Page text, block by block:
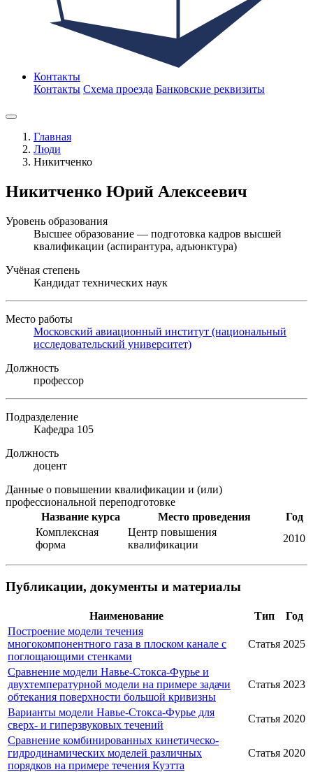
Контакты
Контакты Схема проезда Банковские реквизиты
Главная
Люди
Никитченко
Никитченко Юрий Алексеевич
Уровень образования
Высшее образование — подготовка кадров высшей
квалификации (аспирантура, адъюнктура)
Учёная степень
Кандидат технических наук
Место работы
Московский авиационный институт (национальный
исследовательский университет)
Должность
профессор
Подразделение
Кафедра 105
Должность
доцент
Данные о повышении квалификации и (или)
профессиональной переподготовке
Название курса
Место проведения
Год
Комплексная
форма
Центр повышения
квалификации
2010
Публикации, документы и материалы
Наименование Тип
Год
Построение модели течения
многокомпонентного газа в плоском канале с
поглощающими стенками
Статья 2025
Сравнение модели Навье-Стокса-Фурье и
двухтемпературной модели на примере задачи
обтекания поверхности большой кривизны
Статья 2023
Варианты модели Навье-Стокса-Фурье для
сверх- и гиперзвуковых течений
Статья 2020
Сравнение комбинированных кинетическо-
гидродинамических моделей различных
порядков на примере течения Куэтта
Статья 2020